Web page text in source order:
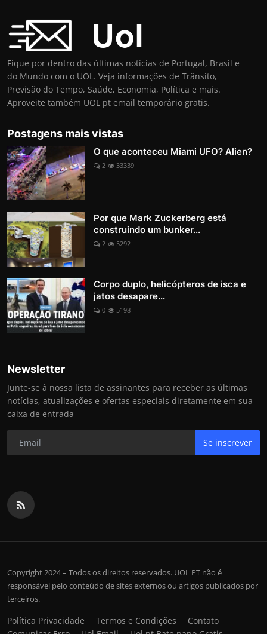
Fique por dentro das últimas notícias de Portugal, Brasil e
do Mundo com o UOL. Veja informações de Trânsito,
Previsão do Tempo, Saúde, Economia, Política e mais.
Aproveite também UOL pt email temporário gratis.
Postagens mais vistas
O que aconteceu Miami UFO? Alien?
2 33339
Por que Mark Zuckerberg está
construindo um bunker...
2 5292
Corpo duplo, helicópteros de isca e
jatos desapare...
0 5198
Newsletter
Junte-se à nossa lista de assinantes para receber as últimas
notícias, atualizações e ofertas especiais diretamente em sua
caixa de entrada
Se inscrever
Copyright 2024 – Todos os direitos reservados. UOL PT não é
responsável pelo conteúdo de sites externos ou artigos publicados por
terceiros.
Política Privacidade Termos e Condições
Contato